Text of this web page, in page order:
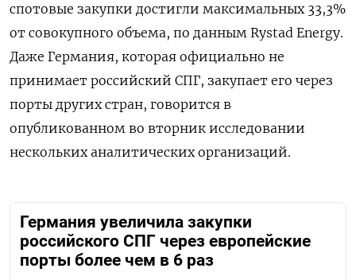
спотовые закупки достигли максимальных 33,3%
от совокупного объема, по данным Rystad Energy.
Даже Германия, которая официально не
принимает российский СПГ, закупает его через
порты других стран, говорится в
опубликованном во вторник исследовании
нескольких аналитических организаций.
Германия увеличила закупки
российского СПГ через европейские
порты более чем в 6 раз